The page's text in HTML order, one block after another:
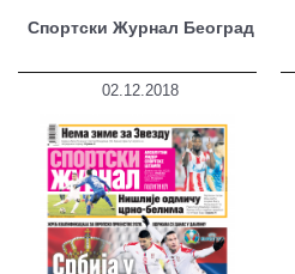
Спортски Журнал Београд
02.12.2018